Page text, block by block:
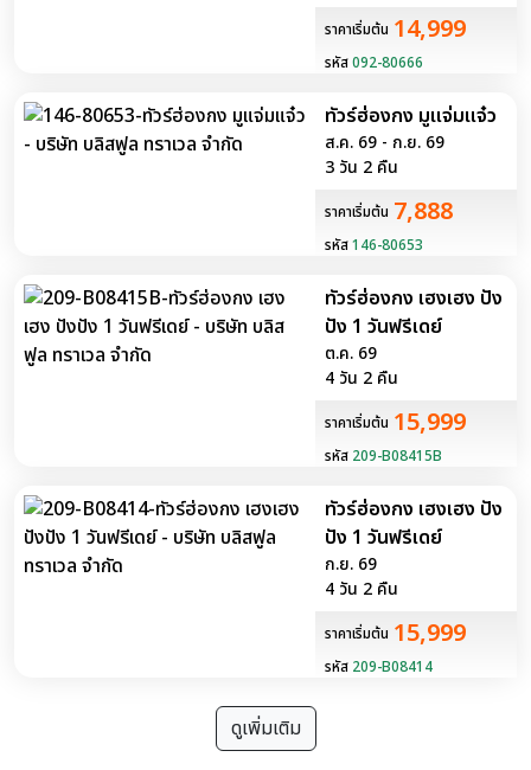
ราคาเริ่มต้น 14,999
รหัส092-80666
ทัวร์ฮ่องกง มูแจ่มแจ๋ว
ส.ค. 69 - ก.ย. 69
3 วัน 2 คืน
ราคาเริ่มต้น 7,888
รหัส146-80653
ทัวร์ฮ่องกง เฮงเฮง ปัง
ปัง 1 วันฟรีเดย์
ต.ค. 69
4 วัน 2 คืน
ราคาเริ่มต้น 15,999
รหัส 209-B08415B
ทัวร์ฮ่องกง เฮงเฮง ปัง
ปัง 1 วันฟรีเดย์
ก.ย. 69
4 วัน 2 คืน
ราคาเริ่มต้น 15,999
รหัส 209-B08414
ดูเพิ่มเติม